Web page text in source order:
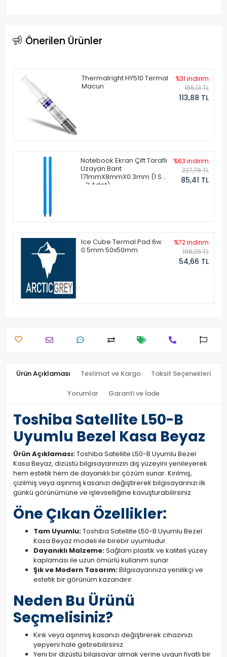
Önerilen Ürünler
Thermalright HY510 Termal
Macun
%31 indirim
165,13 TL
113,88 TL
Notebook Ekran Çift Taraflı
Uzayan Bant
171mmX8mmX0.3mm (1 Set
- 2 Adet)
%63 indirim
227,76 TL
85,41 TL
Ice Cube Termal Pad 6w
0.5mm 50x50mm
%72 indirim
198,38 TL
54,66 TL
Ürün Açıklaması Teslimat ve Kargo Taksit Seçenekleri
Yorumlar Garanti ve İade
Toshiba Satellite L50-B
Uyumlu Bezel Kasa Beyaz
Ürün Açıklaması:Toshiba Satellite L50-B Uyumlu Bezel
Kasa Beyaz, dizüstü bilgisayarınızın dış yüzeyini yenileyerek
hem estetik hem de dayanıklı bir çözüm sunar. Kırılmış,
çizilmiş veya aşınmış kasanızı değiştirerek bilgisayarınızı ilk
günkü görünümüne ve işlevselliğine kavuşturabilirsiniz.
Öne Çıkan Özellikler:
Tam Uyumlu:Toshiba Satellite L50-B Uyumlu Bezel
Kasa Beyaz modeli ile birebir uyumludur.
Dayanıklı Malzeme:Sağlam plastik ve kaliteli yüzey
kaplaması ile uzun ömürlü kullanım sunar.
Şık ve Modern Tasarım:Bilgisayarınıza yenilikçi ve
estetik bir görünüm kazandırır.
Neden Bu Ürünü
Seçmelisiniz?
Kırık veya aşınmış kasanızı değiştirerek cihazınızı
yepyeni hale getirebilirsiniz.
Yeni bir dizüstü bilgisayar almak yerine uygun fiyatlı bir